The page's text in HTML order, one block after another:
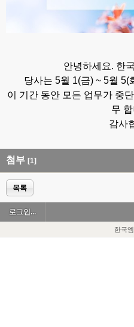
안녕하세요. 한
당사는 5월 1(금) ~ 5월 5(
이 기간 동안 모든 업무가 중
무
감사
첨부 [1]
목록
로그인...
한국